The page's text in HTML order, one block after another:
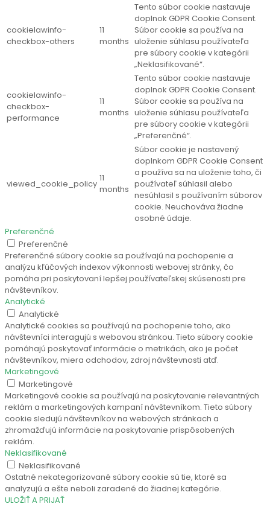
cookielawinfo-
checkbox-others
11
months
Tento súbor cookie nastavuje
doplnok GDPR Cookie Consent.
Súbor cookie sa používa na
uloženie súhlasu používateľa
pre súbory cookie v kategórii
„Neklasifikované“.
cookielawinfo-
checkbox-
performance
11
months
Tento súbor cookie nastavuje
doplnok GDPR Cookie Consent.
Súbor cookie sa používa na
uloženie súhlasu používateľa
pre súbory cookie v kategórii
„Preferenčné“.
viewed_cookie_policy
11
months
Súbor cookie je nastavený
doplnkom GDPR Cookie Consent
a používa sa na uloženie toho, či
používateľ súhlasil alebo
nesúhlasil s používaním súborov
cookie. Neuchováva žiadne
osobné údaje.
Preferenčné
Preferenčné
Preferenčné súbory cookie sa používajú na pochopenie a
analýzu kľúčových indexov výkonnosti webovej stránky, čo
pomáha pri poskytovaní lepšej používateľskej skúsenosti pre
návštevníkov.
Analytické
Analytické
Analytické cookies sa používajú na pochopenie toho, ako
návštevníci interagujú s webovou stránkou. Tieto súbory cookie
pomáhajú poskytovať informácie o metrikách, ako je počet
návštevníkov, miera odchodov, zdroj návštevnosti atď.
Marketingové
Marketingové
Marketingové cookie sa používajú na poskytovanie relevantných
reklám a marketingových kampaní návštevníkom. Tieto súbory
cookie sledujú návštevníkov na webových stránkach a
zhromažďujú informácie na poskytovanie prispôsobených
reklám.
Neklasifikované
Neklasifikované
Ostatné nekategorizované súbory cookie sú tie, ktoré sa
analyzujú a ešte neboli zaradené do žiadnej kategórie.
ULOŽIŤ A PRIJAŤ